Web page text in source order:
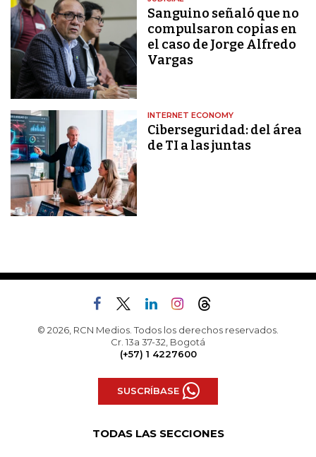
Sanguino señaló que no
compulsaron copias en
el caso de Jorge Alfredo
Vargas
INTERNET ECONOMY
Ciberseguridad: del área
de TI a las juntas
© 2026, RCN Medios. Todos los derechos reservados.
Cr. 13a 37-32, Bogotá
(+57) 1 4227600
SUSCRÍBASE
TODAS LAS SECCIONES